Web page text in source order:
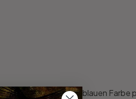
mit seiner blauen Farbe